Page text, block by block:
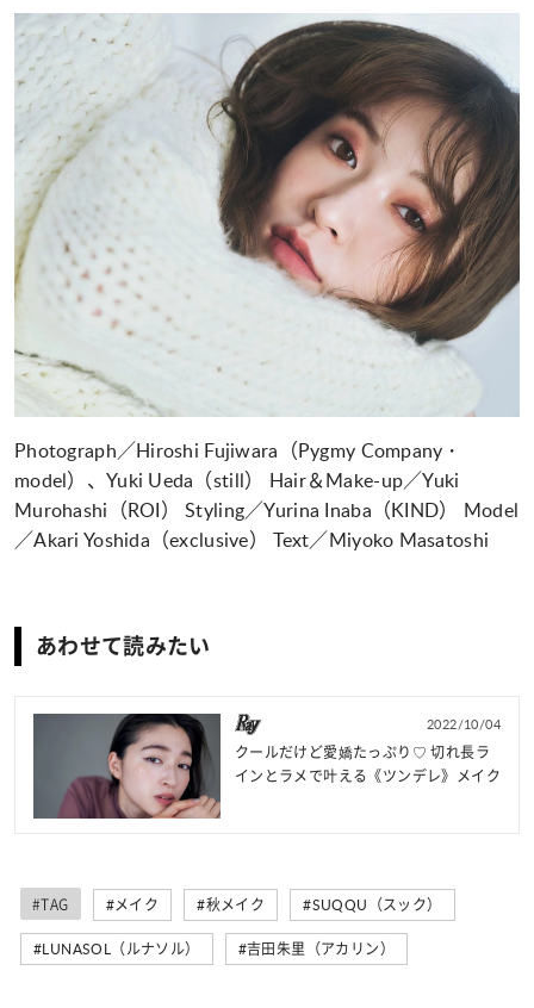
Photograph／Hiroshi Fujiwara（Pygmy Company・
model）、Yuki Ueda（still） Hair＆Make-up／Yuki
Murohashi（ROI） Styling／Yurina Inaba（KIND） Model
／Akari Yoshida（exclusive） Text／Miyoko Masatoshi
あわせて読みたい
2022/10/04
クールだけど愛嬌たっぷり♡ 切れ長ラ
インとラメで叶える《ツンデレ》メイク
#TAG #メイク #秋メイク #SUQQU（スック）
#LUNASOL（ルナソル） #吉田朱里（アカリン）